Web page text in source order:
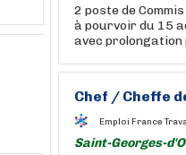
2 poste de
à pourvoir du 15
avec prolongation
Chef / Cheffe
Emploi France
Saint-Georges-